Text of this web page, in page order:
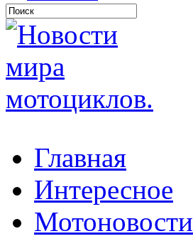
Главная
Интересное
Мотоновости